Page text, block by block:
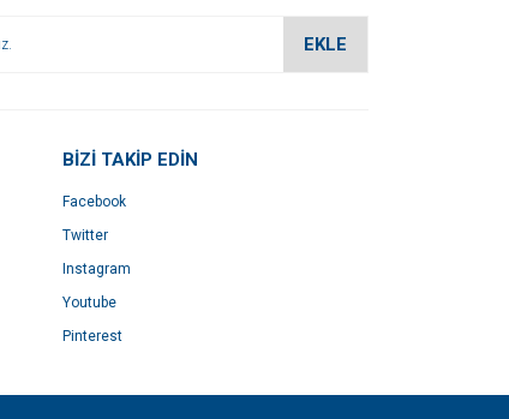
EKLE
BİZİ TAKİP EDİN
Facebook
Twitter
Instagram
Youtube
Pinterest